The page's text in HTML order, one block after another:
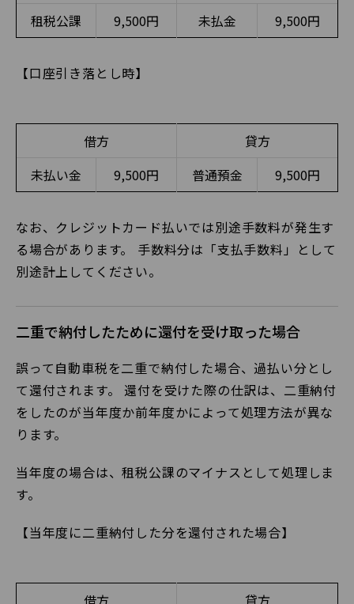
租税公課
9,500円 未払金 9,500円
【口座引き落とし時】
借方
貸方
未払い金
9,500円 普通預金 9,500円
なお、クレジットカード払いでは別途手数料が発生す
る場合があります。 手数料分は「支払手数料」として
別途計上してください。
二重で納付したために還付を受け取った場合
誤って自動車税を二重で納付した場合、過払い分とし
て還付されます。 還付を受けた際の仕訳は、二重納付
をしたのが当年度か前年度かによって処理方法が異な
ります。
当年度の場合は、租税公課のマイナスとして処理しま
す。
【当年度に二重納付した分を還付された場合】